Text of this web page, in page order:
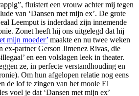
fluistert een vrouw achter mij tegen
van ‘Dansen met mijn ex’. De grote
Leemput is inderdaad zijn innemende
Zonet heeft hij ons uitgelegd dat hij
mijn moeder’ maakte en nu twee weken
ex-partner Gerson Jimenez Rivas, die
en een volslagen leek in theater.
ze, in perfecte verstandhouding en
Om hun afgelopen relatie nog eens
de lof te zingen van het mooie El
voel je dat ‘Dansen met mijn ex’